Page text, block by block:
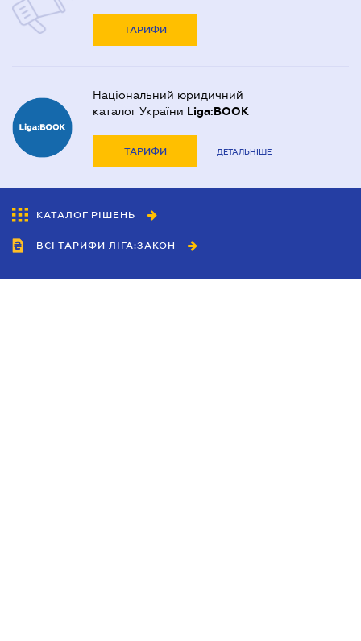
ТАРИФИ
Національний юридичний
каталог України Liga:BOOK
ТАРИФИ ДЕТАЛЬНІШЕ
КАТАЛОГ РІШЕНЬ
ВСІ ТАРИФИ ЛІГА:ЗАКОН